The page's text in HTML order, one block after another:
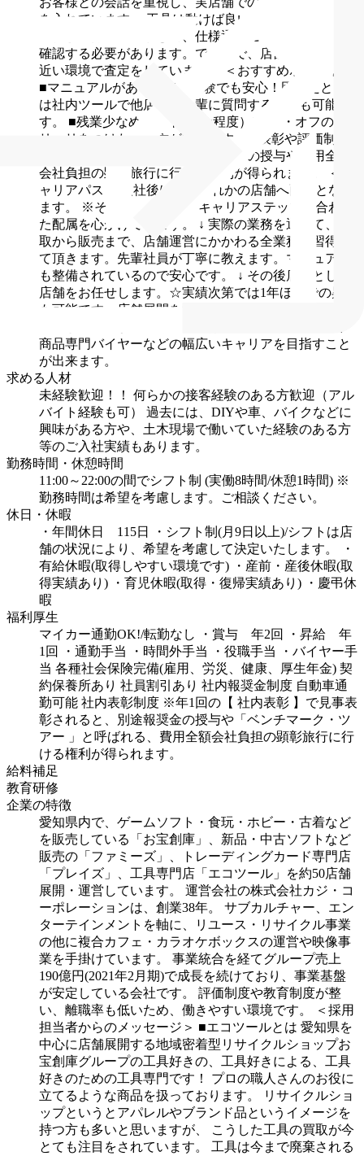
を入れています。
工具は動けば良いのではなく、釘が
最後まで打てるのかなど、仕様通りに機能するかまで
確認する必要があります。ですので、店舗では現場に
近い環境で査定をしています。
＜おすすめポイント＞
■マニュアルがあるので未経験でも安心！困ったとき
は社内ツールで他店舗の先輩に質問することも可能で
す。
■残業少なめ（月平均20h程度）!オン・オフのメ
リハリをつけた働き方ができます。
■表彰や評価制度
が充実！表彰されると、別途報奨金の授与や費用全額
会社負担の顕彰旅行に行ける権利が得られます。
＜キ
ャリアパス＞
入社後は、いずれかの店舗へ配属となり
ます。
※その方のご経験やキャリアステップに合わせ
た配属を心がけています。
↓ 実際の業務を通じて、買
取から販売まで、店舗運営にかかわる全業務を習得し
て頂きます。先輩社員が丁寧に教えます。マニュアル
も整備されているので安心です。
↓ その後店長として1
店舗をお任せします。☆実績次第では1年ほどでの昇進
も可能です。店舗展開を行っているため、昇進のチャ
商品専門バイヤーなどの幅広いキャリアを目指すこと
が出来ます。
求める人材
未経験歓迎！！
何らかの接客経験のある方歓迎（アル
バイト経験も可）
過去には、DIYや車、バイクなどに
興味がある方や、土木現場で働いていた経験のある方
等のご入社実績もあります。
勤務時間・休憩時間
11:00～22:00の間でシフト制 (実働8時間/休憩1時間) ※
勤務時間は希望を考慮します。ご相談ください。
休日・休暇
・年間休日 115日
・シフト制(月9日以上)/シフトは店
舗の状況により、希望を考慮して決定いたします。
・
有給休暇(取得しやすい環境です)
・産前・産後休暇(取
得実績あり)
・育児休暇(取得・復帰実績あり)
・慶弔休
暇
福利厚生
マイカー通勤OK!/転勤なし
・賞与 年2回
・昇給 年
1回
・通勤手当 ・時間外手当 ・役職手当
・バイヤー手
当 各種社会保険完備(雇用、労災、健康、厚生年金) 契
約保養所あり 社員割引あり 社内報奨金制度 自動車通
勤可能 社内表彰制度 ※年1回の【 社内表彰 】で見事表
彰されると、別途報奨金の授与や「ベンチマーク・ツ
アー 」と呼ばれる、費用全額会社負担の顕彰旅行に行
ける権利が得られます。
給料補足
教育研修
企業の特徴
愛知県内で、ゲームソフト・食玩・ホビー・古着など
を販売している「お宝創庫」、新品・中古ソフトなど
販売の「ファミーズ」、トレーディングカード専門店
「プレイズ」、工具専門店「エコツール」を約50店舗
展開・運営しています。
運営会社の株式会社カジ・コ
ーポレーションは、創業38年。
サブカルチャー、エン
ターテインメントを軸に、リユース・リサイクル事業
の他に複合カフェ・カラオケボックスの運営や映像事
業を手掛けています。
事業統合を経てグループ売上
190億円(2021年2月期)で成長を続けており、事業基盤
が安定している会社です。
評価制度や教育制度が整
い、離職率も低いため、働きやすい環境です。
＜採用
担当者からのメッセージ＞ ■エコツールとは 愛知県を
中心に店舗展開する地域密着型リサイクルショップお
宝創庫グループの工具好きの、工具好きによる、工具
好きのための工具専門です！
プロの職人さんのお役に
立てるような商品を扱っております。
リサイクルショ
ップというとアパレルやブランド品というイメージを
持つ方も多いと思いますが、
こうした工具の買取が今
とても注目をされています。
工具は今まで廃棄される